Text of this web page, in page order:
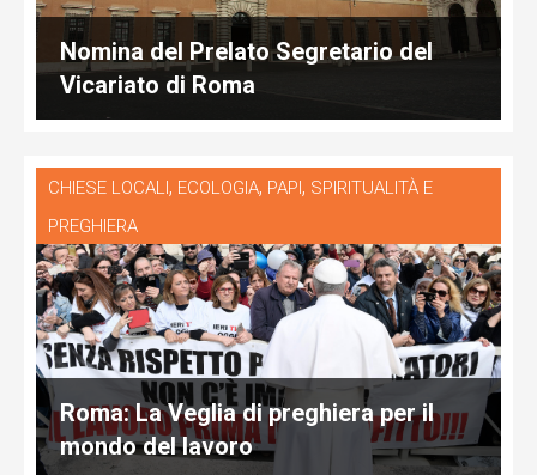
Nomina del Prelato Segretario del
Vicariato di Roma
CHIESE LOCALI, ECOLOGIA, PAPI, SPIRITUALITÀ E
PREGHIERA
Roma: La Veglia di preghiera per il
mondo del lavoro